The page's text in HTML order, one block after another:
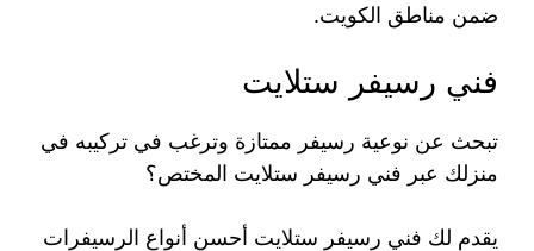
ضمن مناطق الكويت.
فني رسيفر ستلايت
تبحث عن نوعية رسيفر ممتازة وترغب في تركيبه في
منزلك عبر فني رسيفر ستلايت المختص؟
يقدم لك فني رسيفر ستلايت أحسن أنواع الرسيفرات